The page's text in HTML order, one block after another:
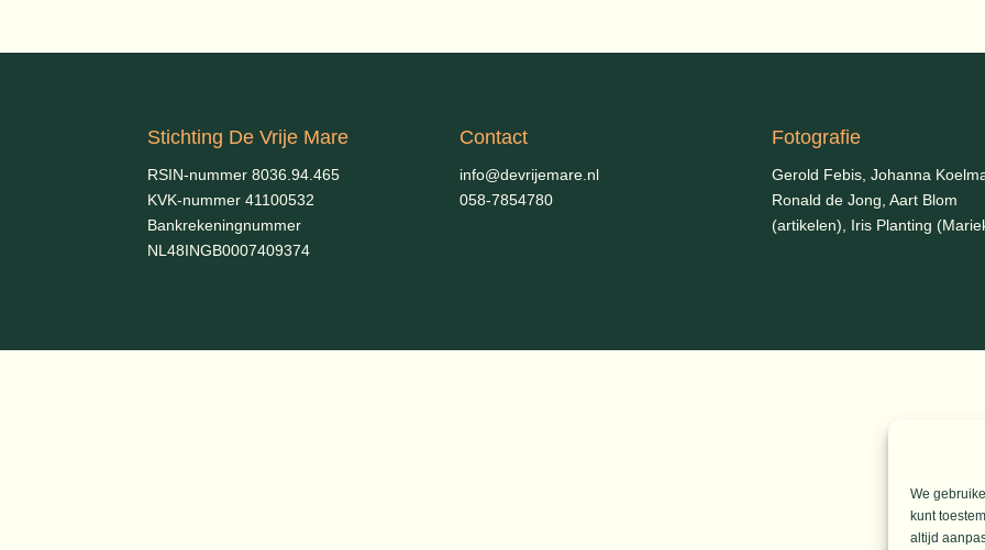
We
kunt
altijd
te
Stichting De Vrije Mare
RSIN-nummer 8036.94.465
KVK-nummer 41100532
Bankrekeningnummer
NL48INGB0007409374
Contact
info@devrijemare.nl
058-7854780
Fotografie
Gerold Febis, Johanna
Ronald de Jong, Aart Blom
(artikelen), Iris Planting